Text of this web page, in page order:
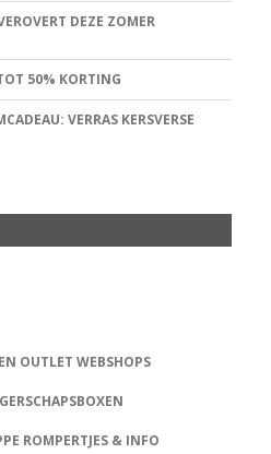
DEZE ZOMER
50% KORTING
VERRAS KERSVERSE
OUTLET WEBSHOPS
ROMPERTJES & INFO